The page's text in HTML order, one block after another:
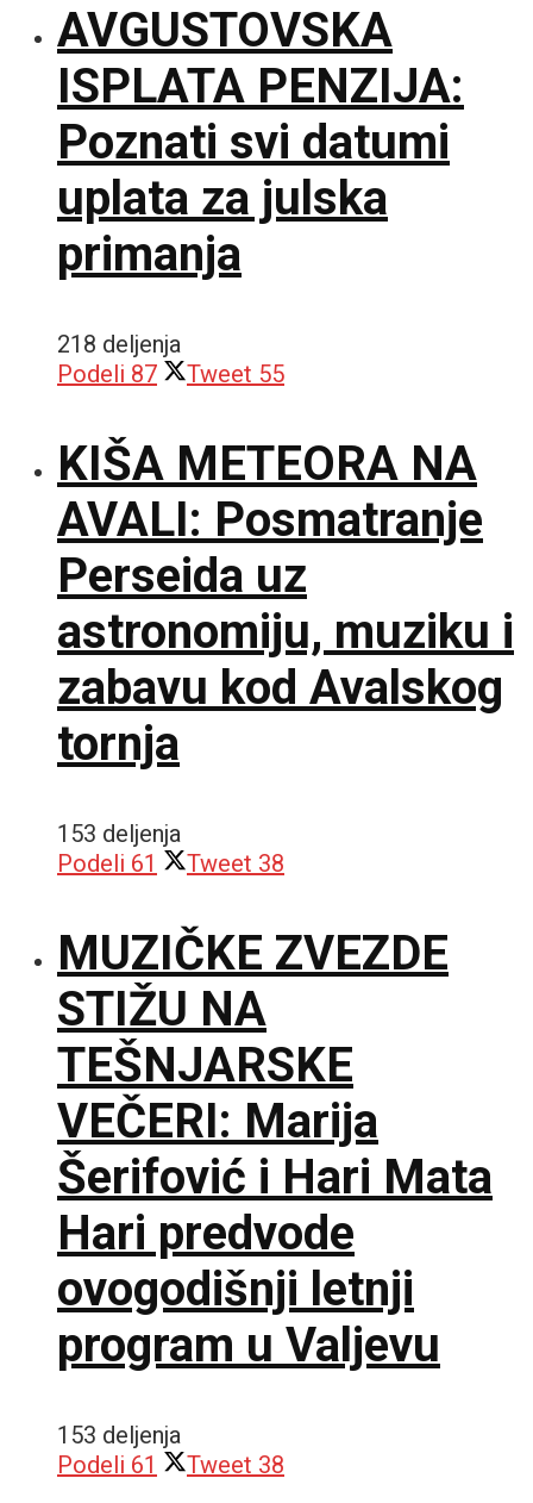
AVGUSTOVSKA
ISPLATA PENZIJA:
Poznati svi datumi
uplata za julska
primanja
218 deljenja
Podeli 87 Tweet 55
KIŠA METEORA NA
AVALI: Posmatranje
Perseida uz
astronomiju, muziku i
zabavu kod Avalskog
tornja
153 deljenja
Podeli 61 Tweet 38
MUZIČKE ZVEZDE
STIŽU NA
TEŠNJARSKE
VEČERI: Marija
Šerifović i Hari Mata
Hari predvode
ovogodišnji letnji
program u Valjevu
153 deljenja
Podeli 61 Tweet 38